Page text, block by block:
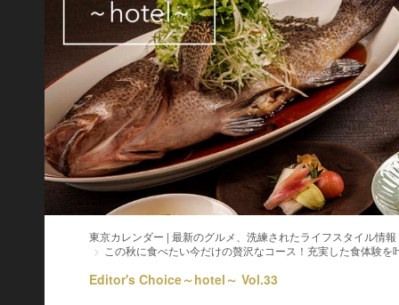
東京カレンダー | 最新のグルメ、洗練されたライフスタイル情報
この秋に食べたい今だけの贅沢なコース！充実した食体験を
Editor's Choice～hotel～ Vol.33